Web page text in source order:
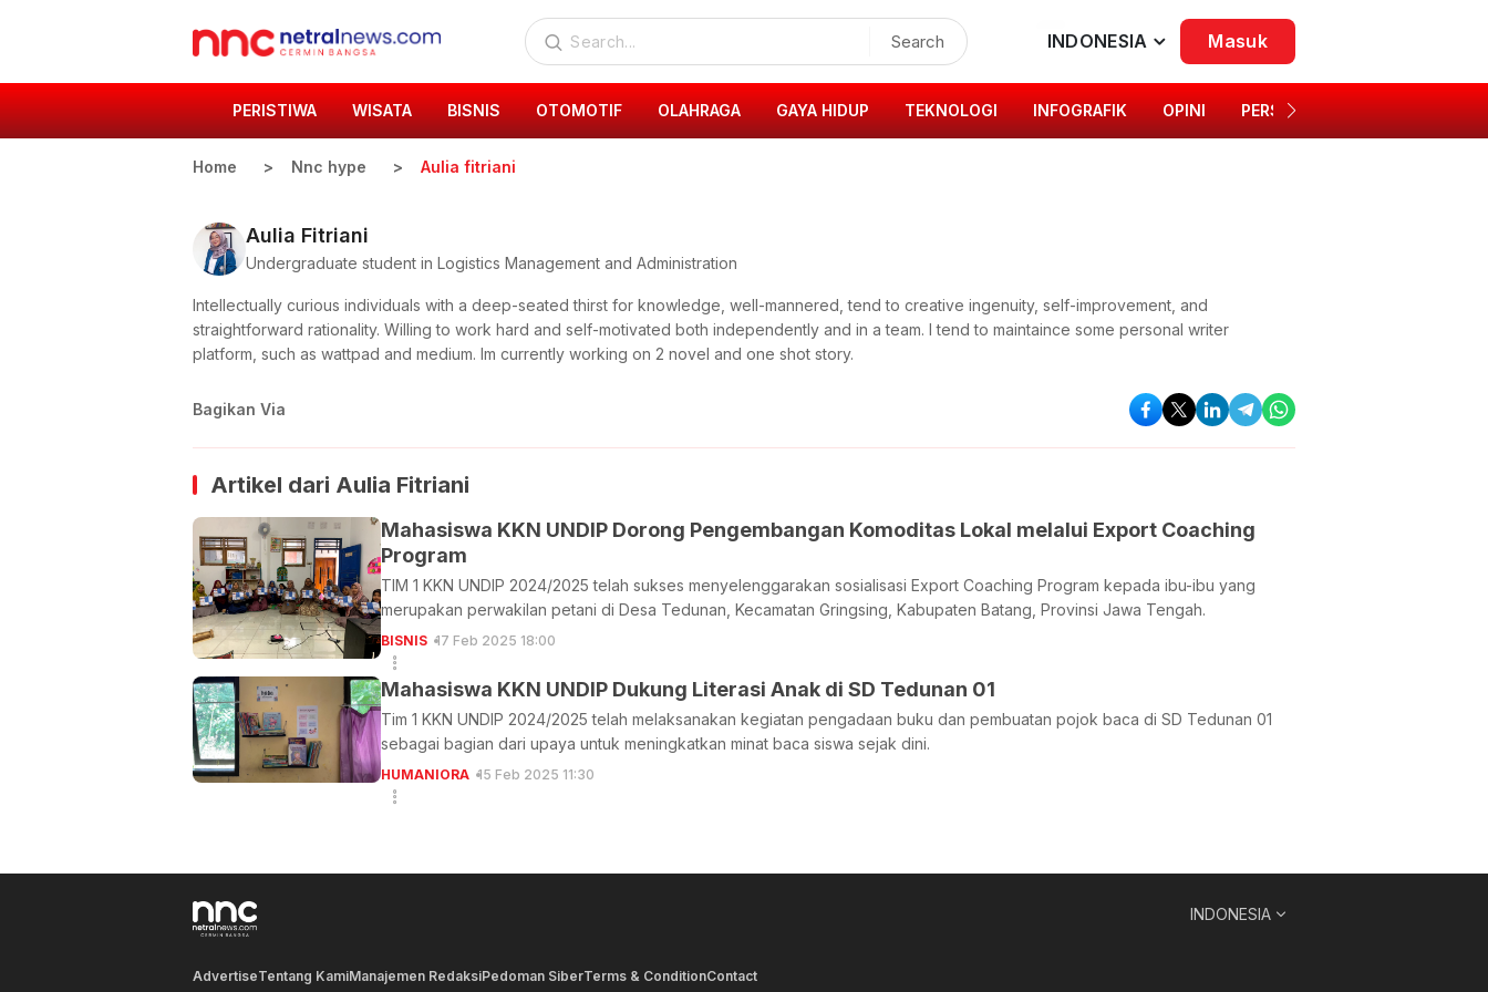
Search INDONESIA Masuk
PERISTIWA WISATA BISNIS OTOMOTIF OLAHRAGA GAYA HIDUP TEKNOLOGI INFOGRAFIK OPINI PERSONA
Home Nnc hype Aulia fitriani
Aulia Fitriani
Undergraduate student in Logistics Management and Administration
Intellectually curious individuals with a deep-seated thirst for knowledge, well-mannered, tend to creative ingenuity, self-improvement, and
straightforward rationality. Willing to work hard and self-motivated both independently and in a team. I tend to maintaince some personal writer
platform, such as wattpad and medium. Im currently working on 2 novel and one shot story.
Bagikan Via
Artikel dari Aulia Fitriani
Mahasiswa KKN UNDIP Dorong Pengembangan Komoditas Lokal melalui Export Coaching
Program
TIM 1 KKN UNDIP 2024/2025 telah sukses menyelenggarakan sosialisasi Export Coaching Program kepada ibu-ibu yang
merupakan perwakilan petani di Desa Tedunan, Kecamatan Gringsing, Kabupaten Batang, Provinsi Jawa Tengah.
BISNIS 17 Feb 2025 18:00
Mahasiswa KKN UNDIP Dukung Literasi Anak di SD Tedunan 01
Tim 1 KKN UNDIP 2024/2025 telah melaksanakan kegiatan pengadaan buku dan pembuatan pojok baca di SD Tedunan 01
sebagai bagian dari upaya untuk meningkatkan minat baca siswa sejak dini.
HUMANIORA 15 Feb 2025 11:30
INDONESIA
AdvertiseTentang KamiManajemen RedaksiPedoman SiberTerms & ConditionContact